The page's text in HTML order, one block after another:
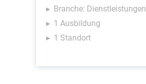
Branche: Dienstleistungen
1 Ausbildung
1 Standort